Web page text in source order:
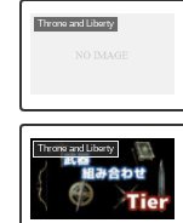
Throne and Liberty
Throne and Liberty